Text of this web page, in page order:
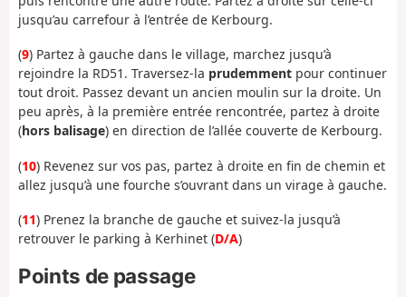
jusqu’au carrefour à l’entrée de Kerbourg.
(9) Partez à gauche dans le village, marchez jusqu’à
rejoindre la RD51. Traversez-la prudemment pour continuer
tout droit. Passez devant un ancien moulin sur la droite. Un
peu après, à la première entrée rencontrée, partez à droite
(hors balisage) en direction de l’allée couverte de Kerbourg.
(10) Revenez sur vos pas, partez à droite en fin de chemin et
allez jusqu’à une fourche s’ouvrant dans un virage à gauche.
(11) Prenez la branche de gauche et suivez-la jusqu’à
retrouver le parking à Kerhinet (D/A)
Points de passage